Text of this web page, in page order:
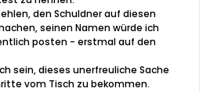
den Schuldner auf diesen
seinen Namen würde ich
posten - erstmal auf den
sein, dieses unerfreuliche Sache
vom Tisch zu bekommen.